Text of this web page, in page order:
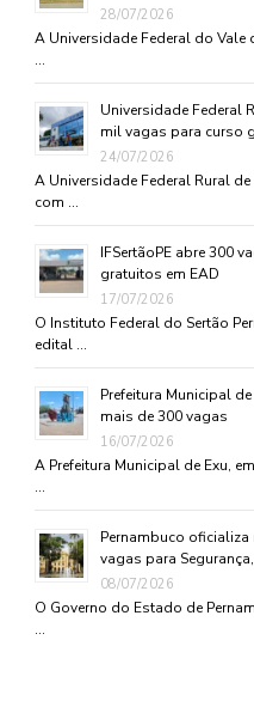
28/07/2026
A Universidade Federal do
…
Universidade Federal
mil vagas para curso
24/07/2026
A Universidade Federal Rural de
com …
IFSertãoPE abre 300
gratuitos em EAD
17/07/2026
O Instituto Federal do Sertão
edital …
Prefeitura Municipal
mais de 300 vagas
16/07/2026
A Prefeitura Municipal de Exu,
…
Pernambuco
vagas para
08/07/2026
O Governo do Estado de
…